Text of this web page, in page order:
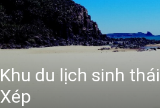
Khu du lịch sinh
Xép